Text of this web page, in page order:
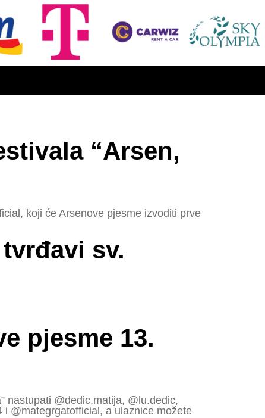
“Arsen,
koji će Arsenove pjesme izvoditi prve
sv.
pjesme 13.
nastupati @dedic.matija, @lu.dedic,
@mategrgatofficial, a ulaznice možete